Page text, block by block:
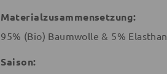
Materialzusammensetzung:
95% (Bio) Baumwolle & 5% Elasthan
Saison: